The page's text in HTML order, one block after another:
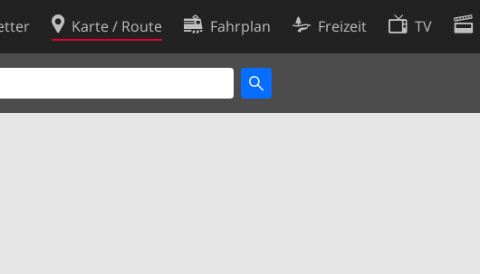
Karte / Route Fahrplan Freizeit TV
Cookie-Richtlinie
Cookie-Einstellungen